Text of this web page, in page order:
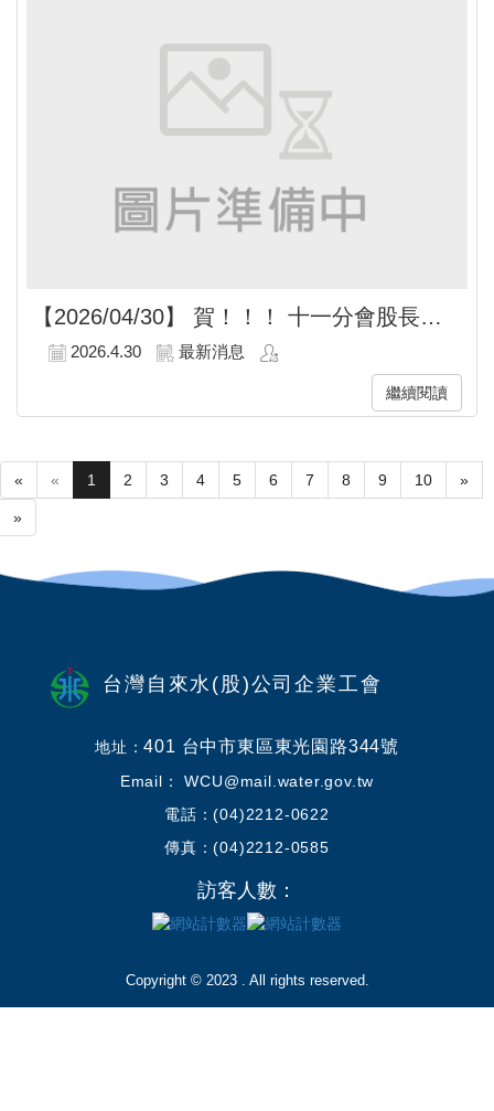
【2026/04/30】 賀！！！ 十一分會股長陳翔竣榮獲勞動部115年度全國模範勞工!!
2026.4.30 最新消息
繼續閱讀
« « 1 2 3 4 5 6 7 8 9 10 »
»
台灣自來水(股)公司企業工會
地址：401 台中市東區東光園路344號
Email： WCU@mail.water.gov.tw
電話：(04)2212-0622
傳真：(04)2212-0585
訪客人數：
Copyright © 2023 . All rights reserved.